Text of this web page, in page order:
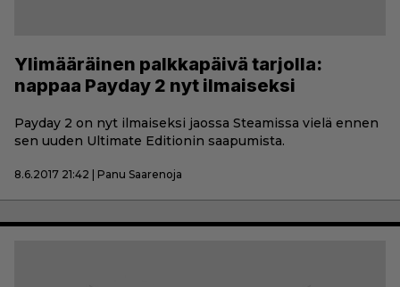
Ylimääräinen palkkapäivä tarjolla:
nappaa Payday 2 nyt ilmaiseksi
Payday 2 on nyt ilmaiseksi jaossa Steamissa vielä ennen
sen uuden Ultimate Editionin saapumista.
8.6.2017 21:42 | Panu Saarenoja